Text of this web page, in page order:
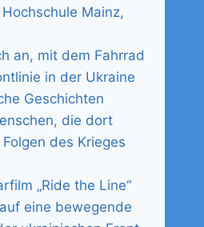
Mainz,
an, mit dem Fahrrad
in der Ukraine
Geschichten
die dort
des Krieges
„Ride the Line“
eine bewegende